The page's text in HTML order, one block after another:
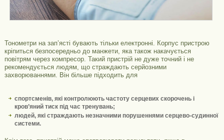
Тонометри на зап’ясті бувають тільки електронні. Корпус пристрою
кріпиться безпосередньо до манжети, яка також накачується
повітрям через компресор. Такий пристрій не дуже точний і не
рекомендується людям, що страждають серйозними
захворюваннями. Він більше підходить для
спортсменів, які контролюють частоту серцевих скорочень і
кров’яний тиск під час тренувань;
людей, які страждають незначними порушеннями серцево-судинної
системи.